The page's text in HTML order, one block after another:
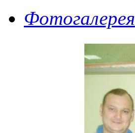
Фотогалерея